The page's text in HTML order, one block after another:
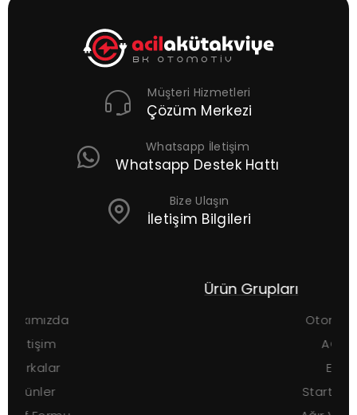
Müşteri Hizmetleri
Çözüm Merkezi
Whatsapp İletişim
Whatsapp Destek Hattı
Bize Ulaşın
İletişim Bilgileri
Ürün Grupları
Otomobil Aküleri
Start-Stop Aküler